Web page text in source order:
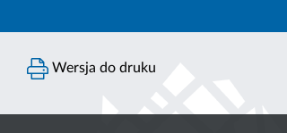
Wersja do druku